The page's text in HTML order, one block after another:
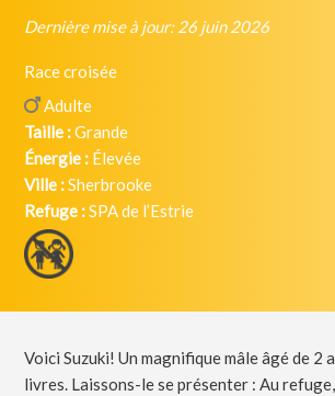
Dernière mise à jour: 26 juin 2026
Race croisée
Adulte
Taille :Grande
Énergie : Élevée
Ville :Sherbrooke
Refuge :SPA de l’Estrie
Voici Suzuki! Un magnifique mâle âgé de 2
livres. Laissons-le se présenter : Au